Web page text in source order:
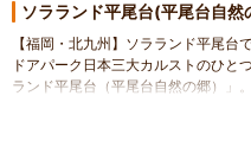
ソラランド平尾台(平尾台自然
【福岡・北九州】ソラランド平尾台
ドアパーク日本三大カルストのひと
ランド平尾台（平尾台自然の郷）」。